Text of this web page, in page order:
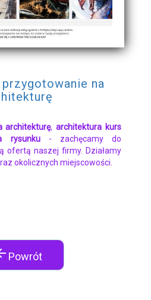
na
architekturę,architektura kurs
rysunku- zachęcamy do
ofertą naszej firmy. Działamy
okolicznych miejscowości.
Powrót